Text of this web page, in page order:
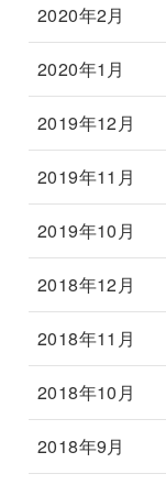
2020年2月
2020年1月
2019年12月
2019年11月
2019年10月
2018年12月
2018年11月
2018年10月
2018年9月